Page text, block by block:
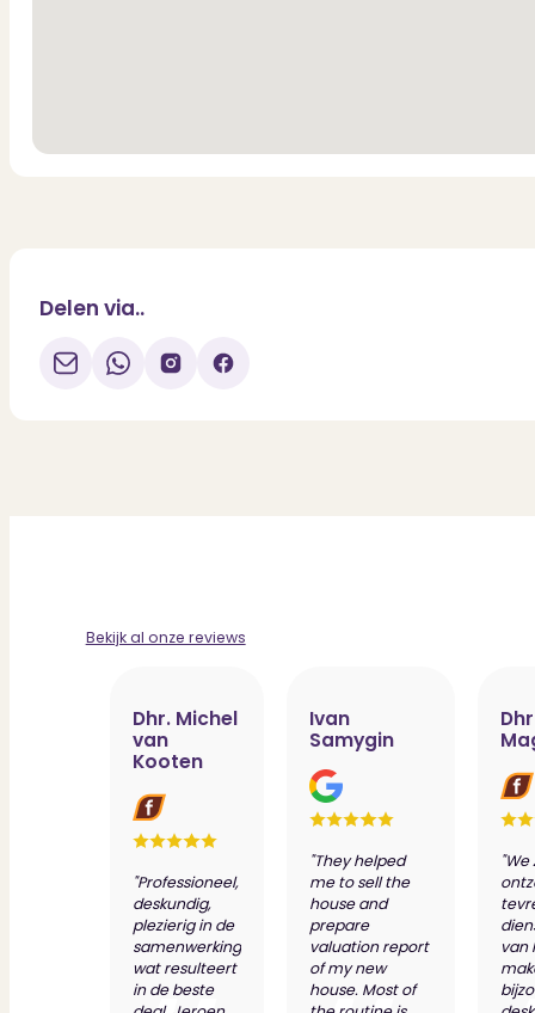
Delen via..
Bekijk al onze reviews
Dhr. Michel
van
Kooten
"Professioneel,
deskundig,
plezierig in de
samenwerking
wat resulteert
in de beste
Ivan
Samygin
"They helped
me to sell the
house and
prepare
valuation report
of my new
house. Most of
"We
van